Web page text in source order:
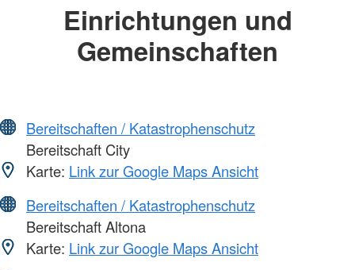
Einrichtungen und
Gemeinschaften
Bereitschaften / Katastrophenschutz
Bereitschaft City
Karte: Link zur Google Maps Ansicht
Bereitschaften / Katastrophenschutz
Bereitschaft Altona
Karte: Link zur Google Maps Ansicht